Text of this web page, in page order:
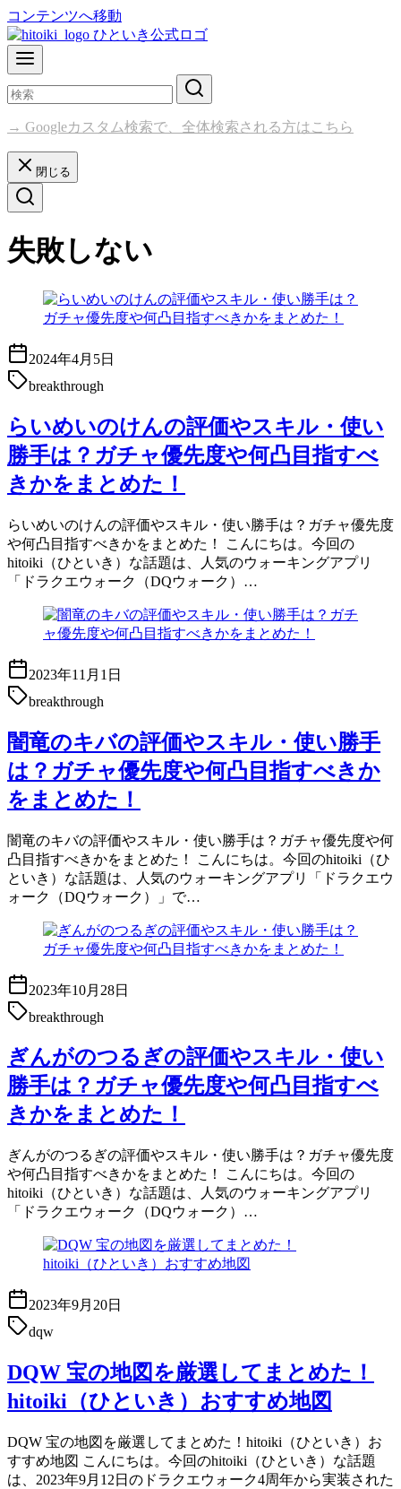
コンテンツへ移動
→ Googleカスタム検索で、全体検索される方はこちら
閉じる
失敗しない
2024年4月5日
breakthrough
らいめいのけんの評価やスキル・使い
勝手は？ガチャ優先度や何凸目指すべ
きかをまとめた！
らいめいのけんの評価やスキル・使い勝手は？ガチャ優先度
や何凸目指すべきかをまとめた！ こんにちは。今回の
hitoiki（ひといき）な話題は、人気のウォーキングアプリ
「ドラクエウォーク（DQウォーク）…
2023年11月1日
breakthrough
闇竜のキバの評価やスキル・使い勝手
は？ガチャ優先度や何凸目指すべきか
をまとめた！
闇竜のキバの評価やスキル・使い勝手は？ガチャ優先度や何
凸目指すべきかをまとめた！ こんにちは。今回のhitoiki（ひ
といき）な話題は、人気のウォーキングアプリ「ドラクエウ
ォーク（DQウォーク）」で…
2023年10月28日
breakthrough
ぎんがのつるぎの評価やスキル・使い
勝手は？ガチャ優先度や何凸目指すべ
きかをまとめた！
ぎんがのつるぎの評価やスキル・使い勝手は？ガチャ優先度
や何凸目指すべきかをまとめた！ こんにちは。今回の
hitoiki（ひといき）な話題は、人気のウォーキングアプリ
「ドラクエウォーク（DQウォーク）…
2023年9月20日
dqw
DQW 宝の地図を厳選してまとめた！
hitoiki（ひといき）おすすめ地図
DQW 宝の地図を厳選してまとめた！hitoiki（ひといき）お
すすめ地図 こんにちは。今回のhitoiki（ひといき）な話題
は、2023年9月12日のドラクエウォーク4周年から実装された